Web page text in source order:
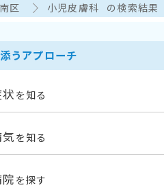
区 小児皮膚科 の検索結果
うアプローチ
を知る
を知る
を探す